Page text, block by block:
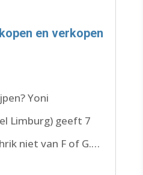
en verkopen
Yoni
Limburg) geeft 7
niet van F of G.
hier verder.